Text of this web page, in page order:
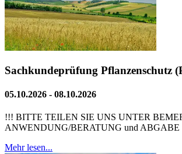
Sachkundeprüfung Pflanzenschutz
05.10.2026 - 08.10.2026
!!! BITTE TEILEN SIE UNS UNTER
ANWENDUNG/BERATUNG und ABGABE
Mehr lesen...